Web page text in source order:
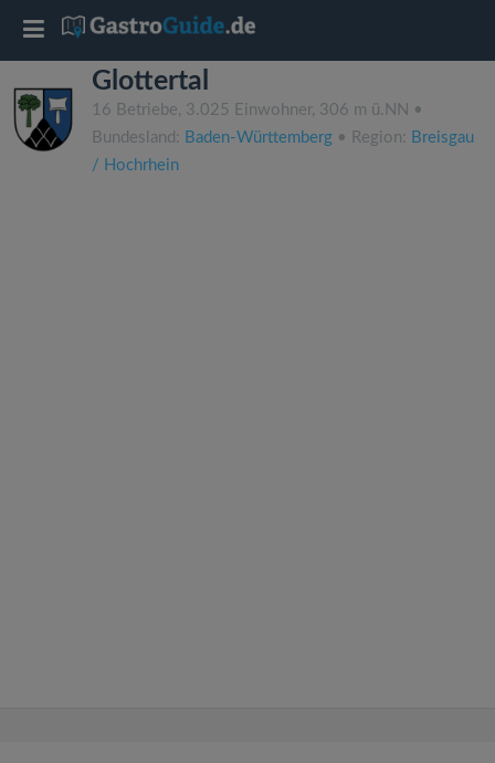
Glottertal
16 Betriebe, 3.025 Einwohner, 306 m ü.NN •
Bundesland: Baden-Württemberg • Region: Breisgau
/ Hochrhein
T
o
g